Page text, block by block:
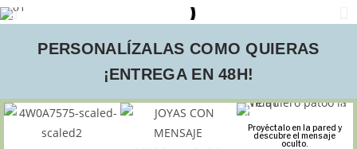
PERSONALÍZALAS COMO QUIERAS
¡ENTREGA EN 48H!
Proyéctalo en la pared y
descubre el mensaje
oculto.